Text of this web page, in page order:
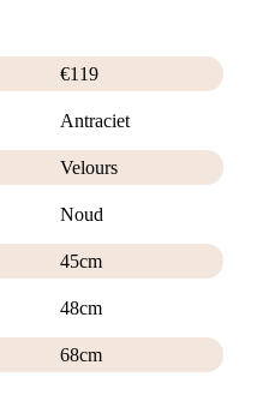
€119
Antraciet
Velours
Noud
45cm
48cm
68cm